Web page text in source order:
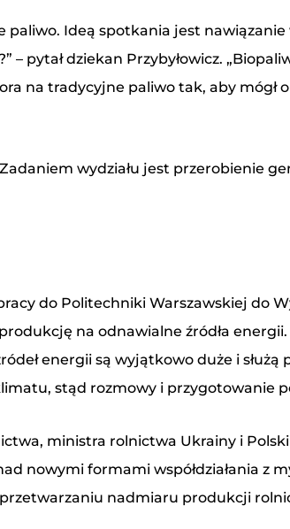
paliwo. Ideą spotkania jest
dziekan Przybyłowicz.
na tradycyjne paliwo tak, aby mógł
wydziału jest przerobienie
do Politechniki Warszawskiej do
na odnawialne źródła energii.
energii są wyjątkowo duże i służą
stąd rozmowy i przygotowanie
ministra rolnictwa Ukrainy i
nowymi formami współdziałania z
nadmiaru produkcji
kontaktowego.